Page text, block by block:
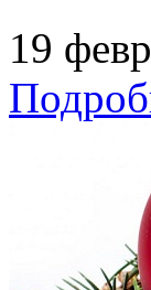
19